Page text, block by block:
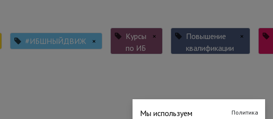
#ИБШНЫЙДВИЖ ×
Курсы
по ИБ
×
Повышение
квалификации
×
Мы используем
Политика